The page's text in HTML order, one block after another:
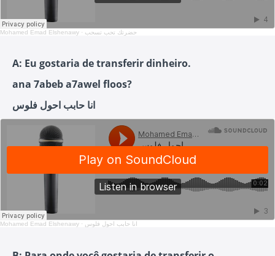
Mohamed Emad Elshenawy · حضرتك تحب تسحب
A: Eu gostaria de transferir dinheiro.
ana 7abeb a7awel floos?
انا حابب احول فلوس
Mohamed Emad Elshenawy · انا حابب احول فلوس